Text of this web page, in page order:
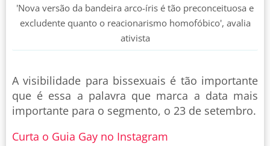
'Nova versão da bandeira arco-íris é tão preconceituosa e
excludente quanto o reacionarismo homofóbico', avalia
ativista
A visibilidade para bissexuais é tão importante
que é essa a palavra que marca a data mais
importante para o segmento, o 23 de setembro.
Curta o Guia Gay no Instagram